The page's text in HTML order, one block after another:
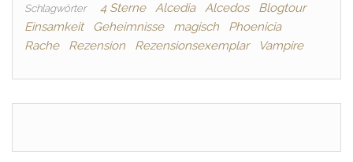
Schlagwörter 4 Sterne Alcedia Alcedos
Blogtour
Einsamkeit
Geheimnisse magisch
Phoenicia
Rache
Rezension Rezensionsexemplar Vampire